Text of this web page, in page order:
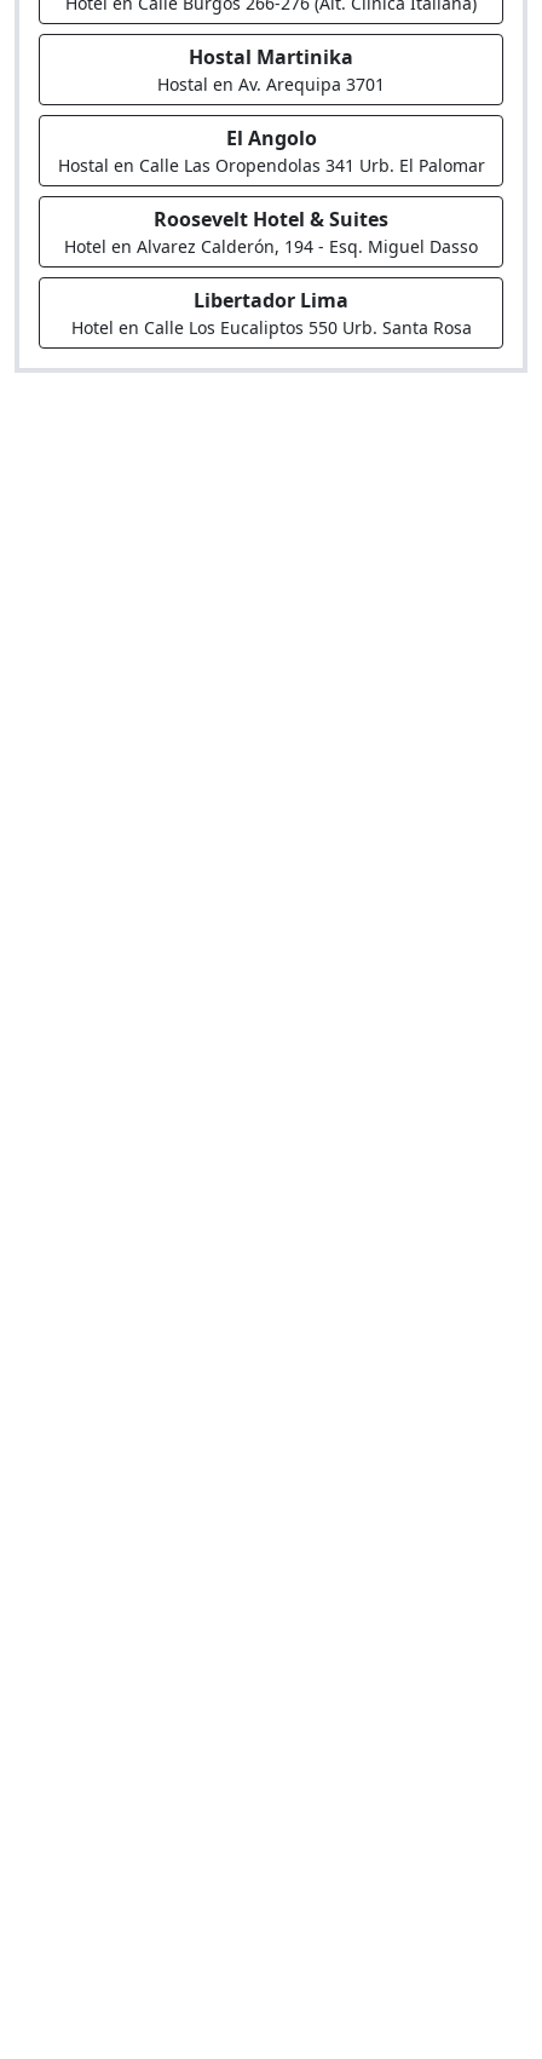
Hostal Martinika
Hostal en Av. Arequipa 3701
El Angolo
Hostal en Calle Las Oropendolas 341 Urb. El Palomar
Roosevelt Hotel & Suites
Hotel en Alvarez Calderón, 194 - Esq. Miguel Dasso
Libertador Lima
Hotel en Calle Los Eucaliptos 550 Urb. Santa Rosa